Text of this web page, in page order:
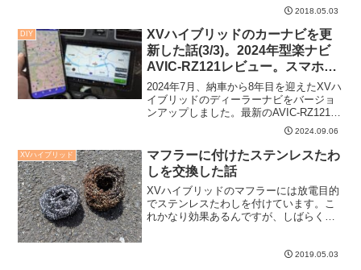
2018.05.03
DIY
XVハイブリッドのカーナビを更
新した話(3/3)。2024年型楽ナビ
AVIC-RZ121レビュー。スマホナ
ビが人気だけど専用機もしっかり
進化していた。
2024年7月、納車から8年目を迎えたXVハ
イブリッドのディーラーナビをバージョ
ンアップしました。最新のAVIC-RZ121の
レビューです。昨今スマホナビが話題で
すが、専用機もそれなりに進化してお
り、期待以上の使用感で驚きました。や
っぱり専...
2024.09.06
XVハイブリッド
マフラーに付けたステンレスたわ
しを交換した話
XVハイブリッドのマフラーには放電目的
でステンレスたわしを付けています。こ
れかなり効果あるんですが、しばらく交
2019.05.03